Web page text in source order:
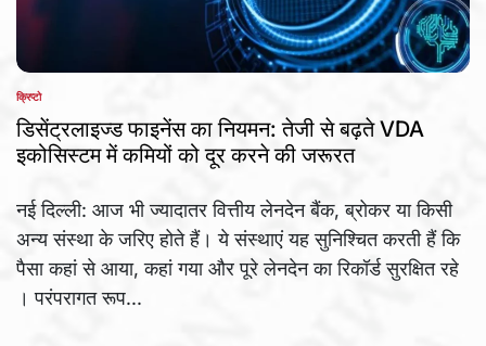
POSTED
IN
क्रिप्टो
डिसेंट्रलाइज्ड फाइनेंस का नियमन: तेजी से बढ़ते VDA
इकोसिस्टम में कमियों को दूर करने की जरूरत
नई दिल्ली: आज भी ज्यादातर वित्तीय लेनदेन बैंक, ब्रोकर या किसी
अन्य संस्था के जरिए होते हैं। ये संस्थाएं यह सुनिश्चित करती हैं कि
पैसा कहां से आया, कहां गया और पूरे लेनदेन का रिकॉर्ड सुरक्षित रहे
। परंपरागत रूप...